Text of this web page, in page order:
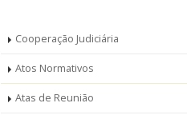
Cooperação
judiciaria
Cooperação Judiciária
Atos Normativos
Atas de Reunião